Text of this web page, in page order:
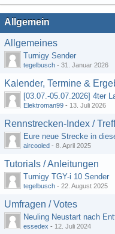
Allgemein
Allgemeines
Turnigy Sender
tegelbusch - 31. Januar 2026
Kalender, Termine &
Elektroman99 - 13. Juli 2026
Rennstrecken-Index /
Eure neue Strecke in
aircooled - 8. April 2025
Tutorials / Anleitungen
Turnigy TGY-i 10 Sender
tegelbusch - 22. August 2025
Umfragen / Votes
Neuling Neustart nach
essedex - 12. Juli 2024